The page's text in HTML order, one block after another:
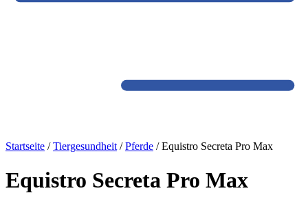
Startseite /Tiergesundheit /Pferde / Equistro Secreta Pro Max
Equistro Secreta Pro Max